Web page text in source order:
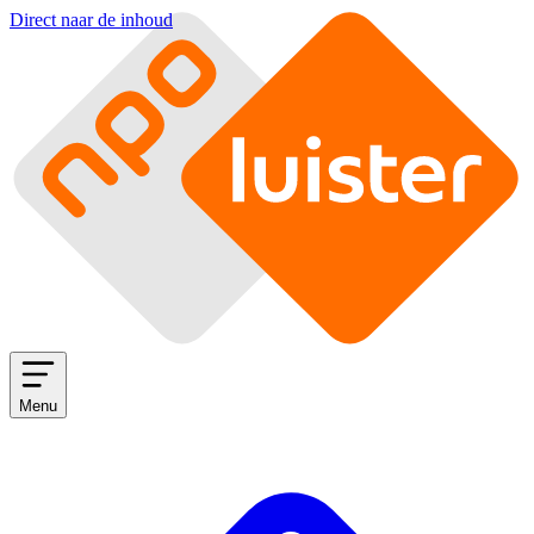
Direct naar de inhoud
Menu